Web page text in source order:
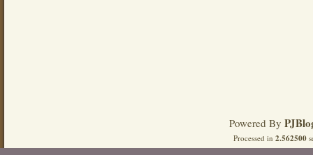
Powered By
Processed in 2.562500